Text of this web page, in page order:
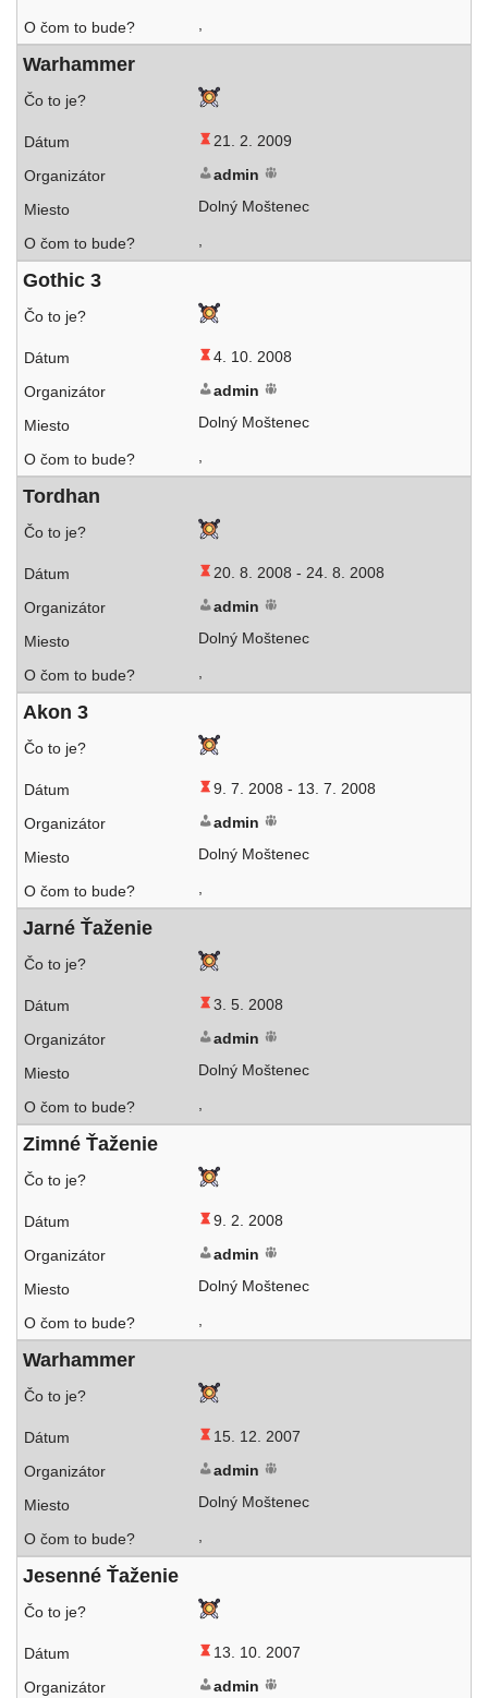
,
Warhammer
21. 2. 2009
admin
Dolný Moštenec
,
Gothic 3
4. 10. 2008
admin
Dolný Moštenec
,
Tordhan
20. 8. 2008 - 24. 8. 2008
admin
Dolný Moštenec
,
Akon 3
9. 7. 2008 - 13. 7. 2008
admin
Dolný Moštenec
,
Jarné Ťaženie
3. 5. 2008
admin
Dolný Moštenec
,
Zimné Ťaženie
9. 2. 2008
admin
Dolný Moštenec
,
Warhammer
15. 12. 2007
admin
Dolný Moštenec
,
Jesenné Ťaženie
13. 10. 2007
admin